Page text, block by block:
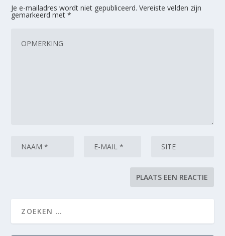
Je e-mailadres wordt niet gepubliceerd. Vereiste velden zijn
gemarkeerd met*